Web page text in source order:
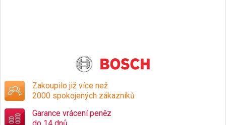
Zakoupilo již více než
2000 spokojených zákazníků
Garance vrácení peněz